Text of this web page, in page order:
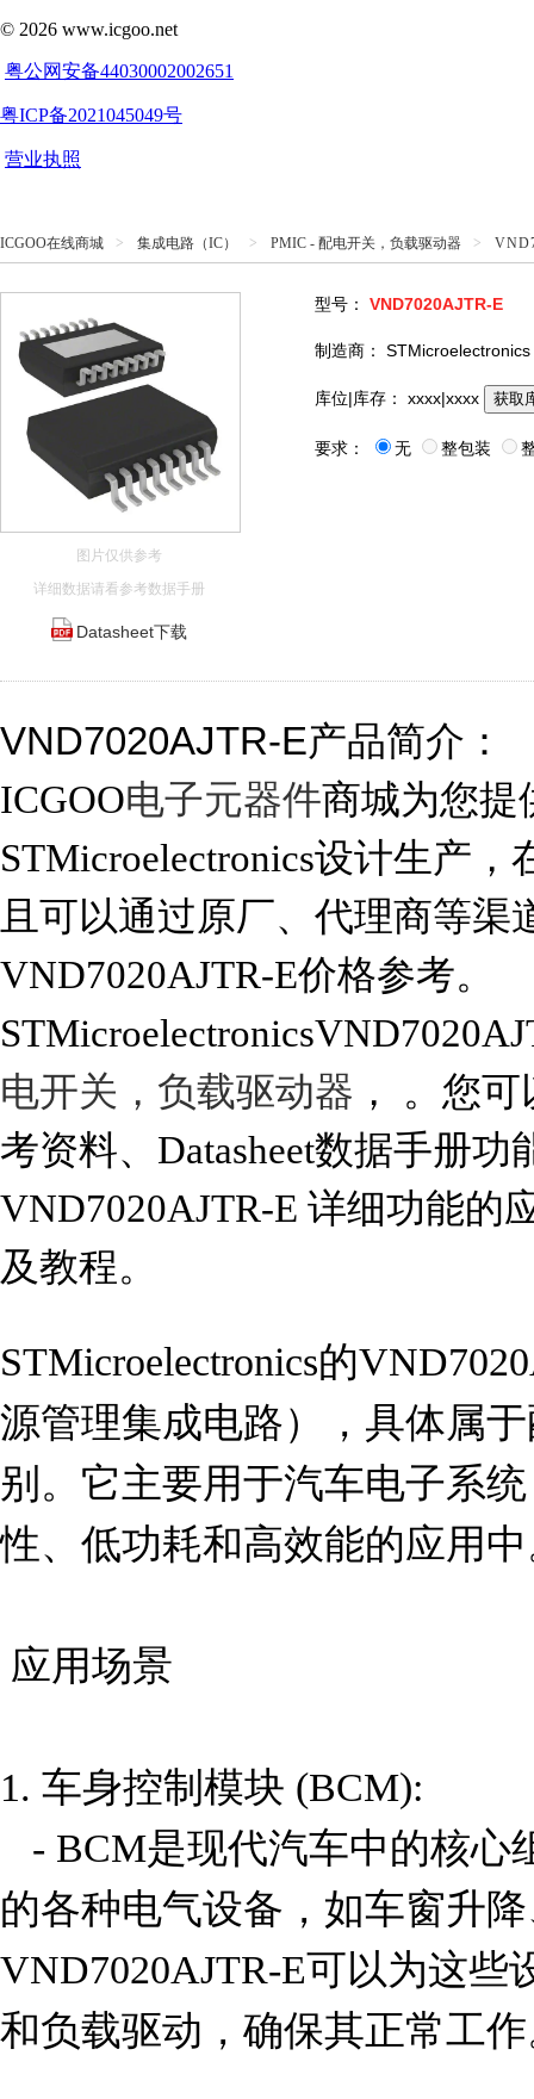
ICGOO在线商城 > 集成电路（IC） > PMIC - 配电开关，负载驱动器 >
图片仅供参考
详细数据请看参考数据手册
Datasheet下载
型号： VND7020AJTR-E
制造商： STMicroelectronics
库位|库存： xxxx|xxxx 获取
要求： 无 整包装
VND7020AJTR-E产品简介：
ICGOO电子元器件商城为您提
STMicroelectronics设计生产，
且可以通过原厂、代理商等渠
VND7020AJTR-E价格参考。
电开关，负载驱动器 ， 。您
考资料、Datasheet数据手册
VND7020AJTR-E 详细功能的
及教程。
STMicroelectronics的
源管理集成电路），具体属
别。它主要用于汽车电子系
性、低功耗和高效能的应用
1. 车身控制模块 (BCM):
的各种电气设备，如车窗升
VND7020AJTR-E可以为这些
和负载驱动，确保其正常工